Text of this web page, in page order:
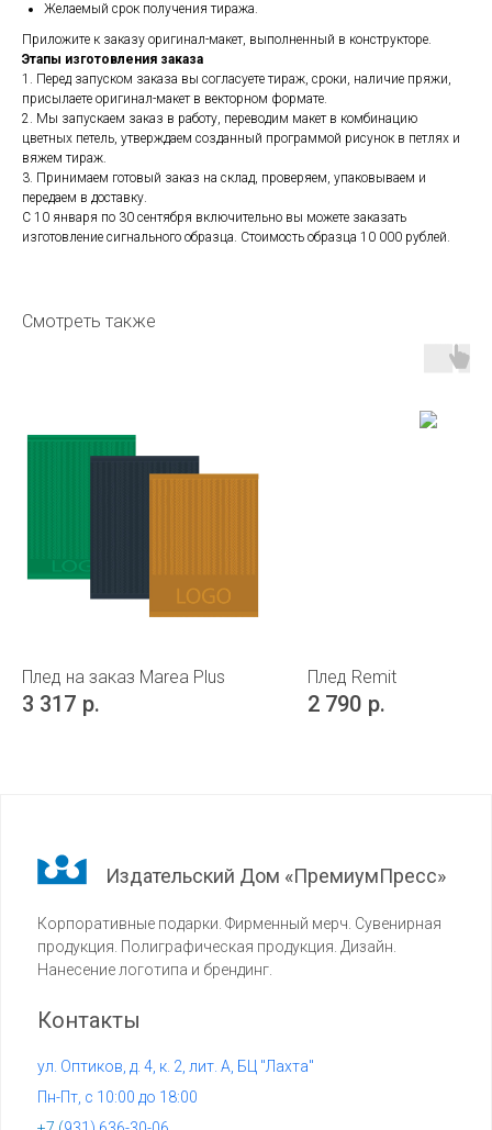
Желаемый срок получения тиража.
Приложите к заказу оригинал-макет, выполненный в конструкторе.
Этапы изготовления заказа
1. Перед запуском заказа вы согласуете тираж, сроки, наличие пряжи,
присылаете оригинал-макет в векторном формате.
2. Мы запускаем заказ в работу, переводим макет в комбинацию
цветных петель, утверждаем созданный программой рисунок в петлях и
вяжем тираж.
3. Принимаем готовый заказ на склад, проверяем, упаковываем и
передаем в доставку.
С 10 января по 30 сентября включительно вы можете заказать
изготовление сигнального образца. Стоимость образца 10 000 рублей.
Смотреть также
Плед на заказ Marea Plus
3 317 р.
Плед Remit
2 790 р.
Издательский Дом «ПремиумПресс»
Корпоративные подарки. Фирменный мерч. Сувенирная
продукция. Полиграфическая продукция. Дизайн.
Нанесение логотипа и брендинг.
Контакты
ул. Оптиков, д. 4, к. 2, лит. А, БЦ "Лахта"
Пн-Пт, с 10:00 до 18:00